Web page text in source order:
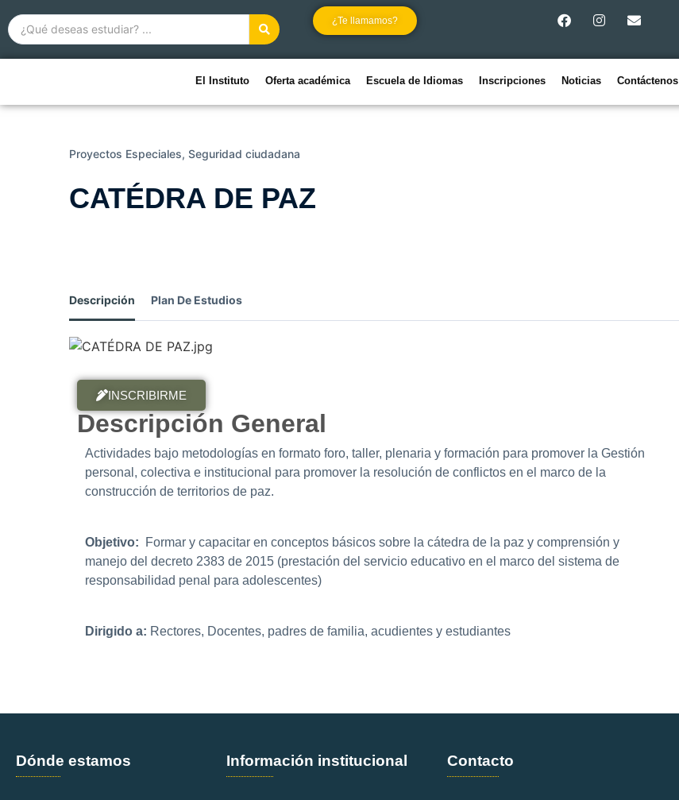
¿Te llamamos?
El Instituto Oferta académica Escuela de Idiomas Inscripciones Noticias Contáctenos
Proyectos Especiales, Seguridad ciudadana
CATÉDRA DE PAZ
Descripción Plan De Estudios
INSCRIBIRME
Descripción General
Actividades bajo metodologías en formato foro, taller, plenaria y formación para promover la Gestión
personal, colectiva e institucional para promover la resolución de conflictos en el marco de la
construcción de territorios de paz.
Objetivo:
Formar y capacitar en conceptos básicos sobre la cátedra de la paz y comprensión y
manejo del decreto 2383 de 2015 (prestación del servicio educativo en el marco del sistema de
responsabilidad penal para adolescentes)
Dirigido a: Rectores, Docentes, padres de familia, acudientes y estudiantes
Dónde estamos Información institucional Contacto